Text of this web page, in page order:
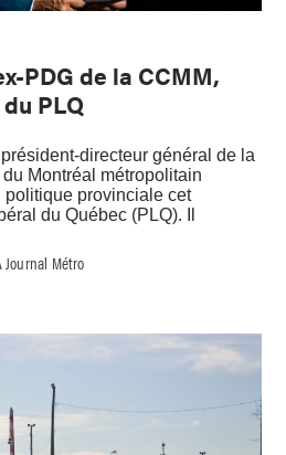
PDG de la CCMM,
PLQ
directeur général de la
Montréal métropolitain
politique provinciale cet
du Québec (PLQ). Il
Métro